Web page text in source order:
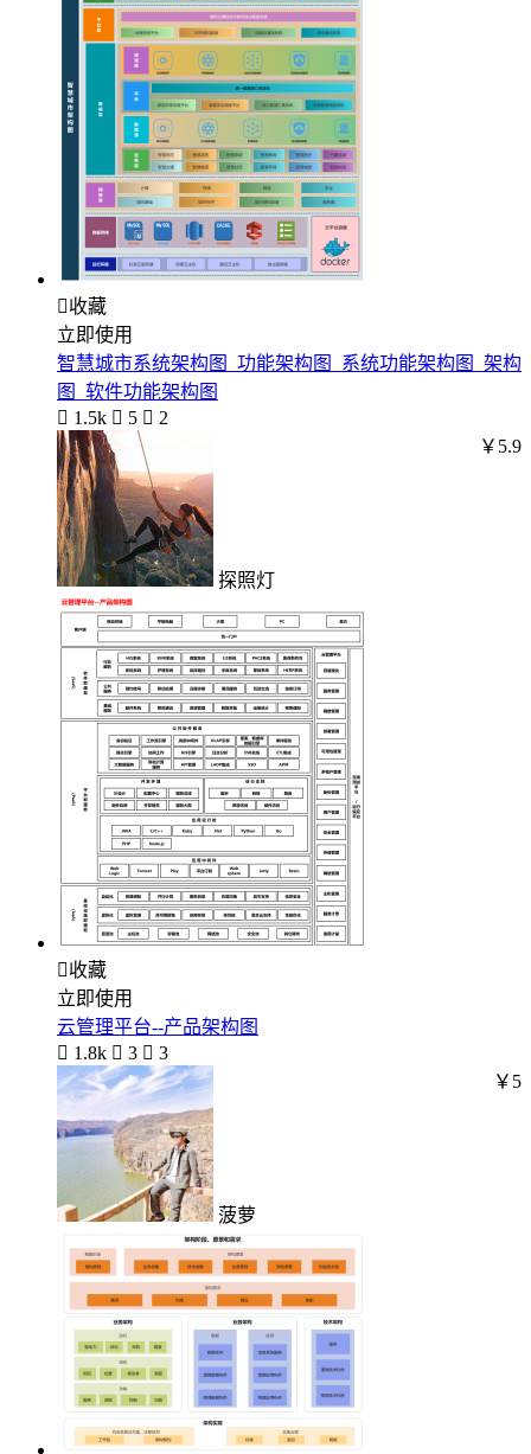
收藏
立即使用
智慧城市系统架构图_功能架构图_系统功能架构图_架构
图_软件功能架构图
 1.5k  5  2
探照灯
￥5.9
收藏
立即使用
云管理平台--产品架构图
 1.8k  3  3
菠萝
￥5